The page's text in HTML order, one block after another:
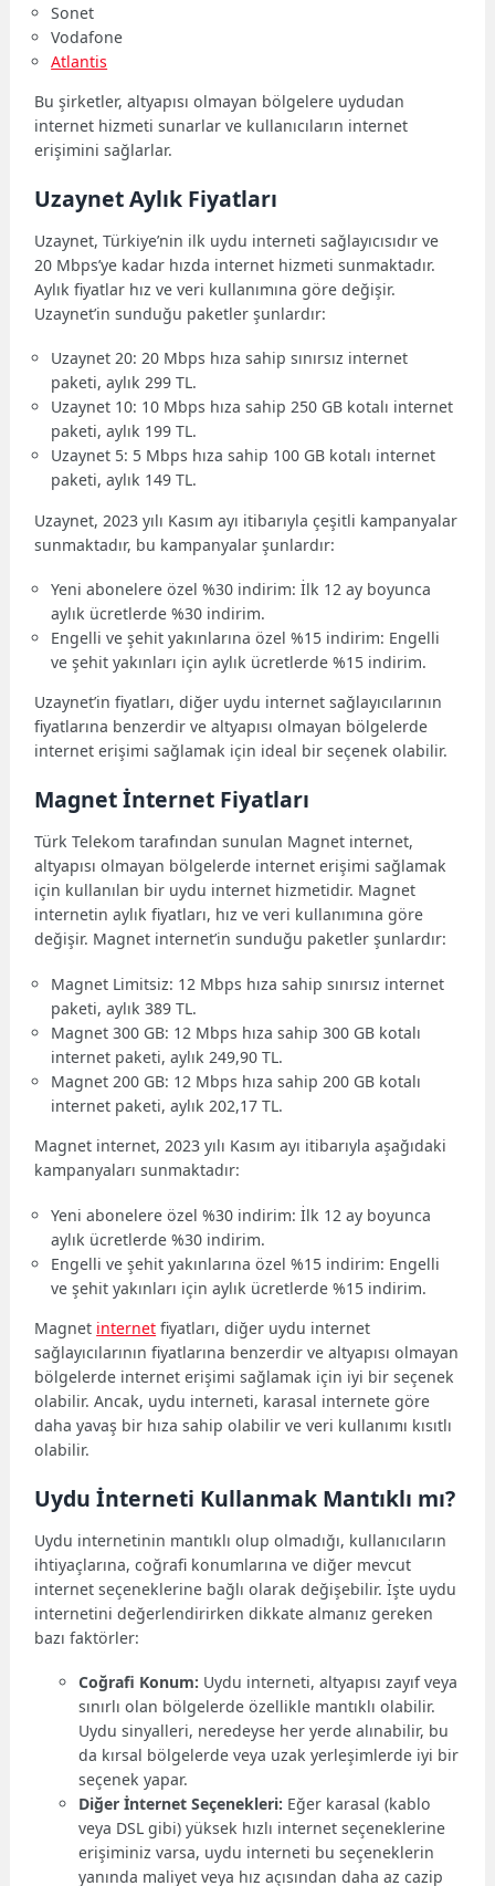
Sonet
Vodafone
Atlantis
Bu şirketler, altyapısı olmayan bölgelere uydudan
internet hizmeti sunarlar ve kullanıcıların internet
erişimini sağlarlar.
Uzaynet Aylık Fiyatları
Uzaynet, Türkiye’nin ilk uydu interneti sağlayıcısıdır ve
20 Mbps’ye kadar hızda internet hizmeti sunmaktadır.
Aylık fiyatlar hız ve veri kullanımına göre değişir.
Uzaynet’in sunduğu paketler şunlardır:
Uzaynet 20: 20 Mbps hıza sahip sınırsız internet
paketi, aylık 299 TL.
Uzaynet 10: 10 Mbps hıza sahip 250 GB kotalı internet
paketi, aylık 199 TL.
Uzaynet 5: 5 Mbps hıza sahip 100 GB kotalı internet
paketi, aylık 149 TL.
Uzaynet, 2023 yılı Kasım ayı itibarıyla çeşitli kampanyalar
sunmaktadır, bu kampanyalar şunlardır:
Yeni abonelere özel %30 indirim: İlk 12 ay boyunca
aylık ücretlerde %30 indirim.
Engelli ve şehit yakınlarına özel %15 indirim: Engelli
ve şehit yakınları için aylık ücretlerde %15 indirim.
Uzaynet’in fiyatları, diğer uydu internet sağlayıcılarının
fiyatlarına benzerdir ve altyapısı olmayan bölgelerde
internet erişimi sağlamak için ideal bir seçenek olabilir.
Magnet İnternet Fiyatları
Türk Telekom tarafından sunulan Magnet internet,
altyapısı olmayan bölgelerde internet erişimi sağlamak
için kullanılan bir uydu internet hizmetidir. Magnet
internetin aylık fiyatları, hız ve veri kullanımına göre
değişir. Magnet internet’in sunduğu paketler şunlardır:
Magnet Limitsiz: 12 Mbps hıza sahip sınırsız internet
paketi, aylık 389 TL.
Magnet 300 GB: 12 Mbps hıza sahip 300 GB kotalı
internet paketi, aylık 249,90 TL.
Magnet 200 GB: 12 Mbps hıza sahip 200 GB kotalı
internet paketi, aylık 202,17 TL.
Magnet internet, 2023 yılı Kasım ayı itibarıyla aşağıdaki
kampanyaları sunmaktadır:
Yeni abonelere özel %30 indirim: İlk 12 ay boyunca
aylık ücretlerde %30 indirim.
Engelli ve şehit yakınlarına özel %15 indirim: Engelli
ve şehit yakınları için aylık ücretlerde %15 indirim.
Magnet internet fiyatları, diğer uydu internet
sağlayıcılarının fiyatlarına benzerdir ve altyapısı olmayan
bölgelerde internet erişimi sağlamak için iyi bir seçenek
olabilir. Ancak, uydu interneti, karasal internete göre
daha yavaş bir hıza sahip olabilir ve veri kullanımı kısıtlı
olabilir.
Uydu İnterneti Kullanmak Mantıklı mı?
Uydu internetinin mantıklı olup olmadığı, kullanıcıların
ihtiyaçlarına, coğrafi konumlarına ve diğer mevcut
internet seçeneklerine bağlı olarak değişebilir. İşte uydu
internetini değerlendirirken dikkate almanız gereken
bazı faktörler:
Coğrafi Konum: Uydu interneti, altyapısı zayıf veya
sınırlı olan bölgelerde özellikle mantıklı olabilir.
Uydu sinyalleri, neredeyse her yerde alınabilir, bu
da kırsal bölgelerde veya uzak yerleşimlerde iyi bir
seçenek yapar.
Diğer İnternet Seçenekleri: Eğer karasal (kablo
veya DSL gibi) yüksek hızlı internet seçeneklerine
erişiminiz varsa, uydu interneti bu seçeneklerin
yanında maliyet veya hız açısından daha az cazip